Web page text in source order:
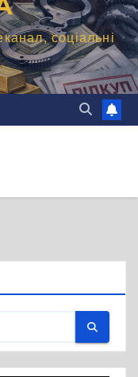
соціальні